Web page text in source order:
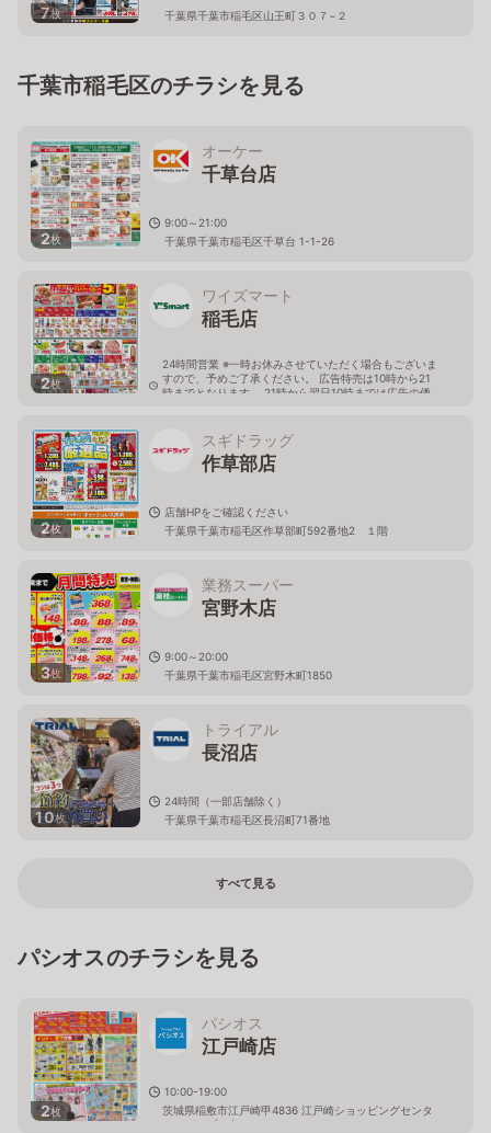
7枚 千葉県千葉市稲毛区山王町３０７−２
千葉市稲毛区のチラシを見る
2枚
オーケー
千草台店
9:00～21:00
千葉県千葉市稲毛区千草台 1-1-26
2枚
ワイズマート
稲毛店
24時間営業 ※一時お休みさせていただく場合もございま
すので、予めご了承ください。 広告特売は10時から21
時までとなります。 21時から翌日10時までは広告の価
2枚
スギドラッグ
作草部店
店舗HPをご確認ください
千葉県千葉市稲毛区作草部町592番地2 １階
3枚
業務スーパー
宮野木店
9:00～20:00
千葉県千葉市稲毛区宮野木町1850
10枚
トライアル
長沼店
24時間（一部店舗除く）
千葉県千葉市稲毛区長沼町71番地
すべて見る
パシオスのチラシを見る
2枚
パシオス
江戸崎店
10:00-19:00
茨城県稲敷市江戸崎甲4836 江戸崎ショッピングセンタ
ー（パンプ）内